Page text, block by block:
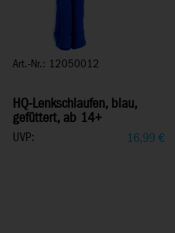
Art.-Nr.: 12050012
HQ-Lenkschlaufen, blau,
gefüttert, ab 14+
UVP: 16,99 €